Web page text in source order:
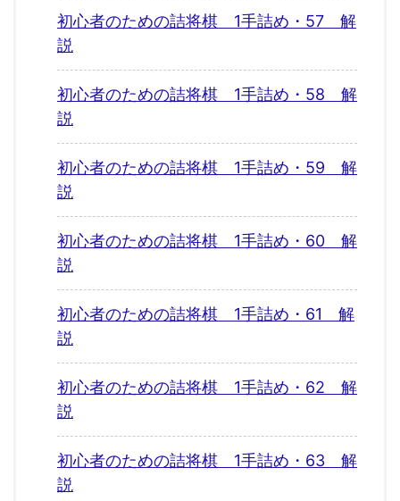
初心者のための詰将棋 1手詰め・57 解
説
初心者のための詰将棋 1手詰め・58 解
説
初心者のための詰将棋 1手詰め・59 解
説
初心者のための詰将棋 1手詰め・60 解
説
初心者のための詰将棋 1手詰め・61 解
説
初心者のための詰将棋 1手詰め・62 解
説
初心者のための詰将棋 1手詰め・63 解
説